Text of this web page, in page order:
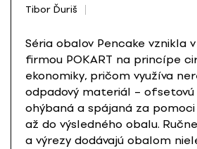
Tibor Ďuriš
Séria obalov Pencake vznikla
firmou POKART na princípe
ekonomiky, pričom využíva
odpadový materiál – ofsetovú
ohýbaná a spájaná za
až do výsledného obalu.
a výrezy dodávajú obalom